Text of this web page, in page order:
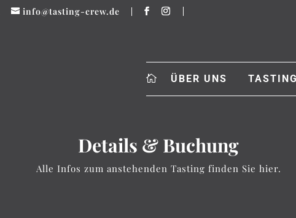
info@tasting-crew.de
ÜBER UNS
Details & Buchung
Alle Infos zum anstehenden Tasting finden Sie hier.